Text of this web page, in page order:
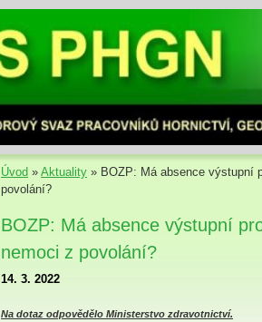
Úvod » Aktuality » BOZP: Má absence výstupní
povolání?
BOZP: Má absence výstupní
nemoci z povolání?
14. 3. 2022
Na dotaz odpovědělo Ministerstvo zdravotnictví.